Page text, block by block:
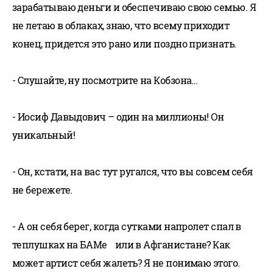
зарабатываю деньги и обеспечиваю свою семью. Я
не летаю в облаках, знаю, что всему приходит
конец, придется это рано или поздно признать.
- Слушайте, ну посмотрите на Кобзона…
- Иосиф Давыдович – один на миллионы! Он
уникальный!
- Он, кстати, на вас тут ругался, что вы совсем себя
не бережете.
- А он себя берег, когда сутками напролет спал в
теплушках на БАМе или в Афганистане? Как
может артист себя жалеть? Я не понимаю этого.